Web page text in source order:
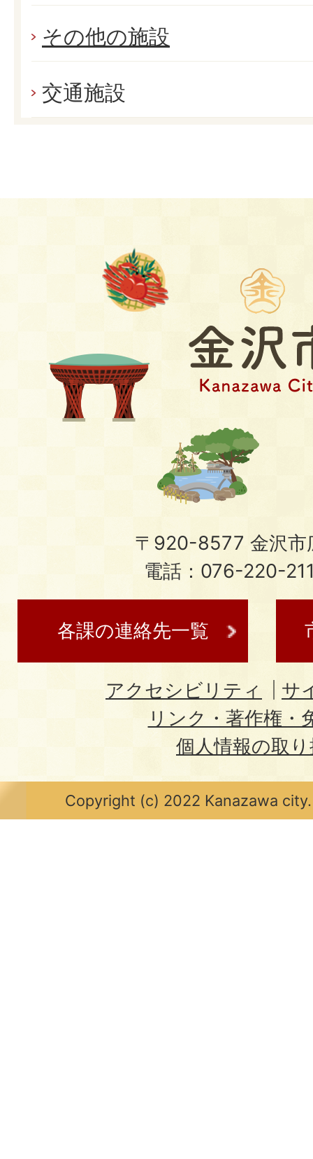
その他の施設
交通施設
〒920-8577 金沢市
電話：076-220-
各課の連絡先一覧
アクセシビリティ
サ
リンク・著作権・
個人情報の取
Copyright (c) 2022 Kanazawa